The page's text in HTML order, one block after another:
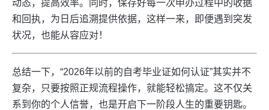
动态，提高效率。同时，保存好每一次申办过程中的收据
和回执，为日后追溯提供依据，这样一来，即便遇到突发
状况，也能从容应对！
总结一下，“2026年以前的自考毕业证如何认证”其实并不
复杂，只要按照正规流程操作，就能轻松搞定。这不仅关
系到你的个人信誉，也是开启下一阶段人生的重要钥匙。